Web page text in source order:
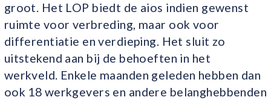
groot. Het LOP biedt de aios indien gewenst
ruimte voor verbreding, maar ook voor
differentiatie en verdieping. Het sluit zo
uitstekend aan bij de behoeften in het
werkveld. Enkele maanden geleden hebben dan
ook 18 werkgevers en andere belanghebbenden